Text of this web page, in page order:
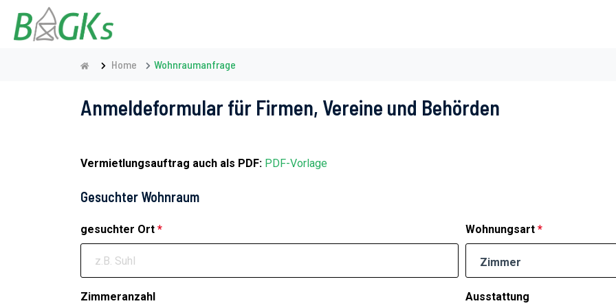
Home Wohnraumanfrage
Anmeldeformular für Firmen, Vereine und Behörden
Vermietlungsauftrag auch als PDF: PDF-Vorlage
Gesuchter Wohnraum
gesuchter Ort * Wohnungsart *
Zimmer
Zimmeranzahl Ausstattung